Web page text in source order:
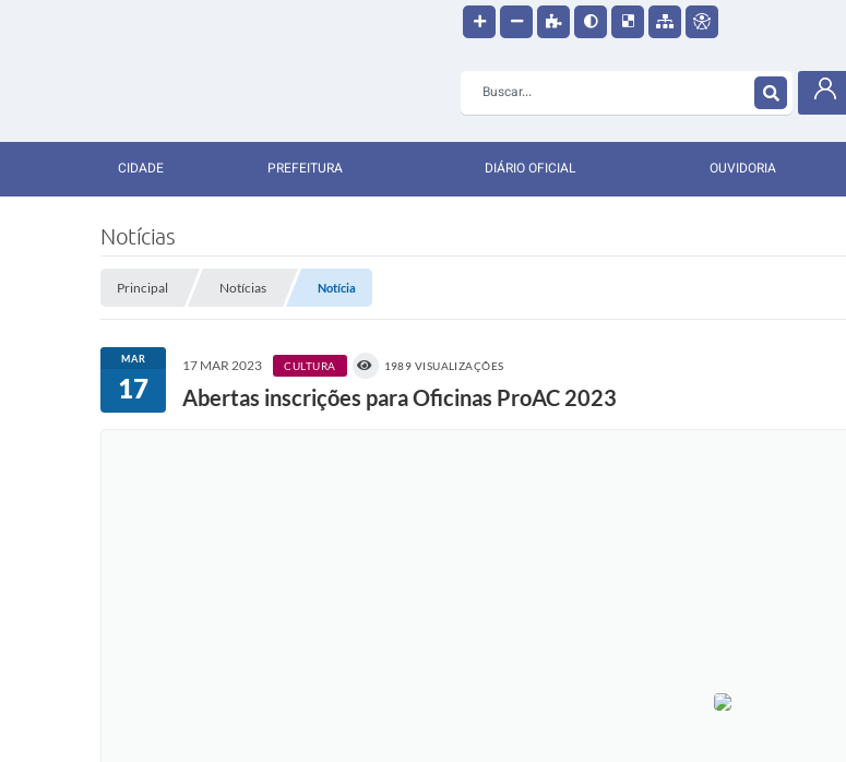
CIDADE PREFEITURA DIÁRIO OFICIAL OUVIDORIA
Notícias
Principal Notícias Notícia
MAR
17
17 MAR 2023 CULTURA 1989 VISUALIZAÇÕES
Abertas inscrições para Oficinas ProAC 2023